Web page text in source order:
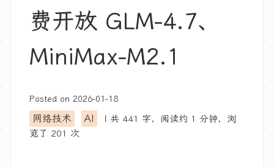
费开放 GLM-4.7、
MiniMax-M2.1
Posted on 2026-01-18
网络技术 AI | 共 441 字，阅读约 1 分钟，浏
览了 201 次